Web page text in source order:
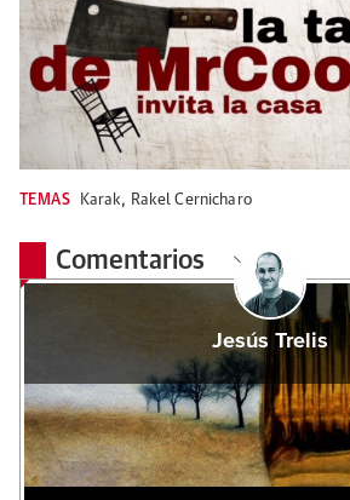
TEMAS Karak, Rakel Cernicharo
Comentarios
Jesús Trelis